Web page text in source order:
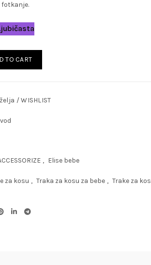
fotkanje.
TO CART
/ WISHLIST
, Elise bebe
za kosu , Traka za kosu za bebe , Trake za